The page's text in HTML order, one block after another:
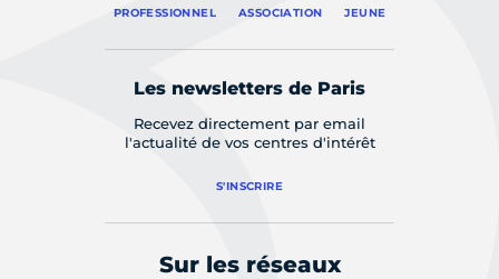
PROFESSIONNEL ASSOCIATION JEUNE
Les newsletters de Paris
Recevez directement par email
l'actualité de vos centres d'intérêt
S'INSCRIRE
Sur les réseaux